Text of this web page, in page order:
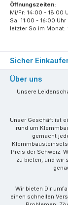
Sicher
Öffnungszeiten:
Mi/Fr: 14:00 - 18:00
Sa: 11:00 - 16:00 Uhr
letzter So im Monat:
Über uns
Unsere
Unser Geschäft ist
rund um
gemacht
Preis der Schweiz.
zu bieten, und wir
Wir bieten Dir
einen schnellen